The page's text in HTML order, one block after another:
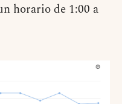
horario de 1:00 a